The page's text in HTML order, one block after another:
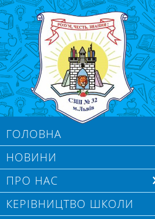
ГОЛОВНА
НОВИНИ
ПРО НАС
КЕРІВНИЦТВО ШКОЛИ